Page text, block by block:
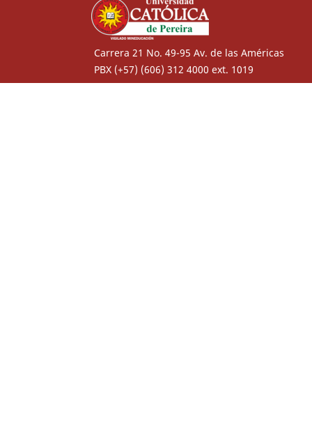
Carrera 21 No. 49-95 Av. de las Américas
PBX (+57) (606) 312 4000 ext. 1019